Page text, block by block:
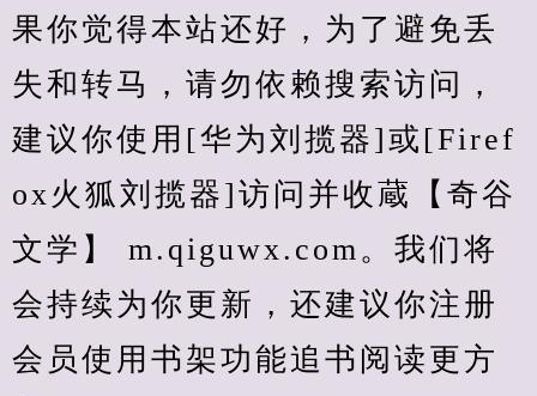
果你觉得本站还好，为了避免丢
失和转马，请勿依赖搜索访问，
建议你使用[华为刘揽器]或[Firef
ox火狐刘揽器]访问并收蔵【奇谷
文学】 m.qiguwx.com。我们将
会持续为你更新，还建议你注册
会员使用书架功能追书阅读更方